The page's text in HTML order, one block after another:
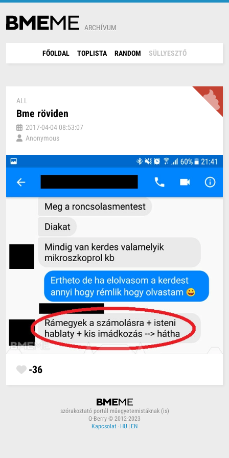
ARCHÍVUM
FŐOLDAL TOPLISTA RANDOM SÜLLYESZTŐ
ALL
Bme röviden
2017-04-04 08:53:07
Anonymous
-36
szórakoztató portál műegyetemistáknak (is)
Q-Berry © 2012-2023
Kapcsolat · HU | EN